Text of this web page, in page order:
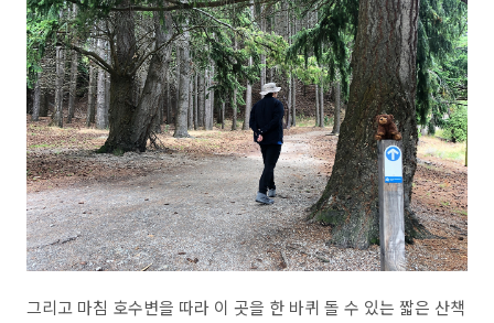
그리고 마침 호수변을 따라 이 곳을 한 바퀴 돌 수 있는 짧은 산책